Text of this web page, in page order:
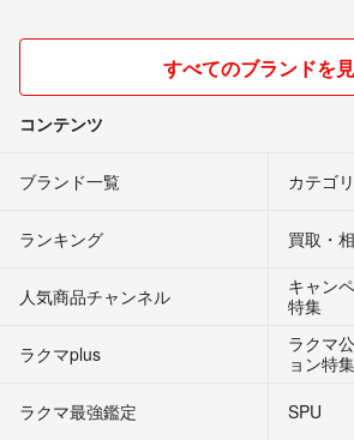
すべてのブランドを
コンテンツ
ブランド一覧 カテゴ
ランキング 買取・
人気商品チャンネル
キャン
特集
ラクマplus
ラクマ
ョン特集
ラクマ最強鑑定
SPU